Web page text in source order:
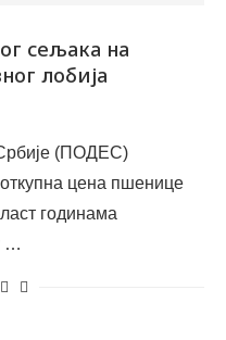
сељака на
лобија
Србије (ПОДЕС)
цена пшенице
годинама
…